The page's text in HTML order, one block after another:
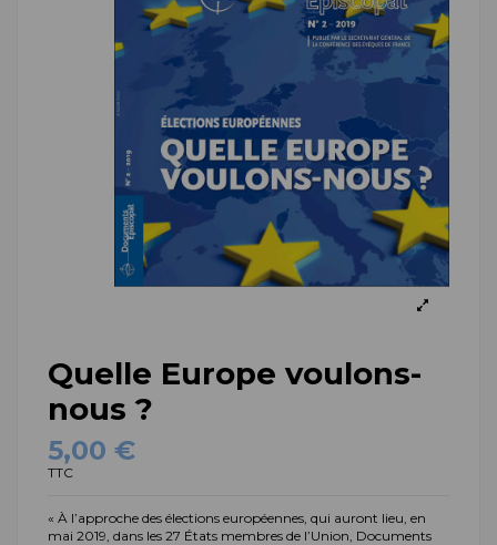
Quelle Europe voulons-
nous ?
5,00 €
TTC
« À l’approche des élections européennes, qui auront lieu, en
mai 2019, dans les 27 États membres de l’Union, Documents